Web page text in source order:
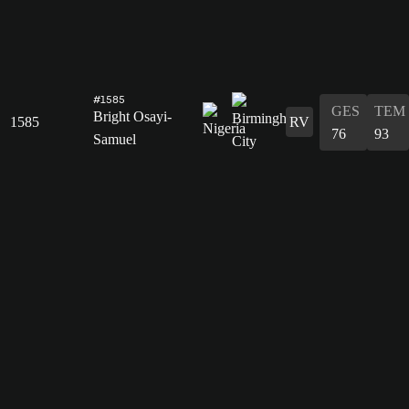
1585
#1585
Bright Osayi-
Samuel
RV
GES
76
TEM
93